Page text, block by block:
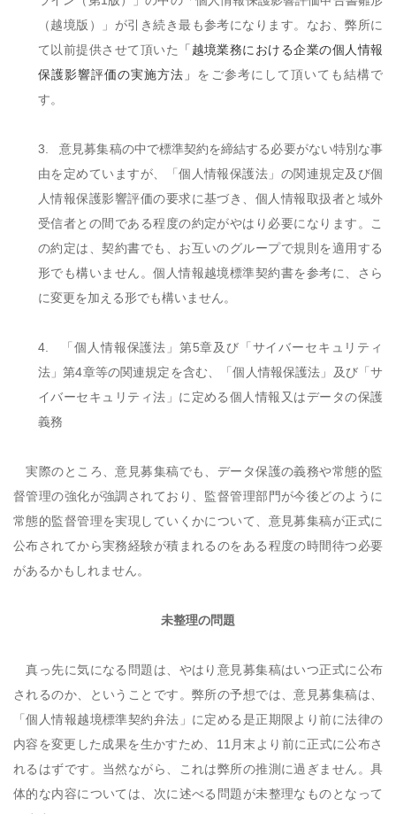
（越境版）」が引き続き最も参考になります。なお、弊所に
て以前提供させて頂いた
「越境業務における企業の個人情報
保護影響評価の実施方法」 をご参考にして頂いても結構で
す。
3.
意見募集稿の中で標準契約を締結する必要がない特別な事
由を定めていますが、「個人情報保護法」の関連規定及び個
人情報保護影響評価の要求に基づき、個人情報取扱者と域外
受信者との間である程度の約定がやはり必要になります。こ
の約定は、契約書でも、お互いのグループで規則を適用する
形でも構いません。個人情報越境標準契約書を参考に、さら
に変更を加える形でも構いません。
4. 「個人情報保護法」第5章及び「サイバーセキュリティ
法」第4章等の関連規定を含む、「個人情報保護法」及び「サ
イバーセキュリティ法」に定める個人情報又はデータの保護
義務
実際のところ、意見募集稿でも、データ保護の義務や常態的監
督管理の強化が強調されており、監督管理部門が今後どのように
常態的監督管理を実現していくかについて、意見募集稿が正式に
公布されてから実務経験が積まれるのをある程度の時間待つ必要
があるかもしれません。
未整理の問題
真っ先に気になる問題は、やはり意見募集稿はいつ正式に公布
されるのか、ということです。弊所の予想では、意見募集稿は、
「個人情報越境標準契約弁法」に定める是正期限より前に法律の
内容を変更した成果を生かすため、 11月末より前に正式に公布さ
れるはずです。当然ながら、これは弊所の推測に過ぎません。具
体的な内容については、次に述べる問題が未整理なものとなって